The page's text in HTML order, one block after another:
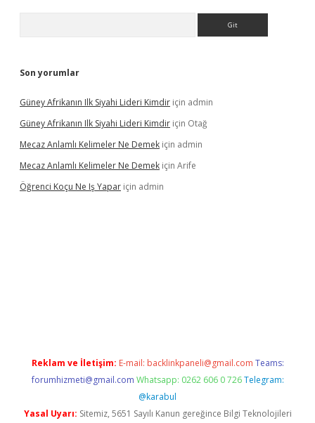
Son yorumlar
Güney Afrikanın Ilk Siyahi Lideri Kimdir için admin
Güney Afrikanın Ilk Siyahi Lideri Kimdir için Otağ
Mecaz Anlamlı Kelimeler Ne Demek için admin
Mecaz Anlamlı Kelimeler Ne Demek için Arife
Öğrenci Koçu Ne Iş Yapar için admin
Reklam ve İletişim: E-mail: backlinkpaneli@gmail.com Teams:
forumhizmeti@gmail.com Whatsapp: 0262 606 0 726 Telegram:
@karabul
Yasal Uyarı: Sitemiz, 5651 Sayılı Kanun gereğince Bilgi Teknolojileri